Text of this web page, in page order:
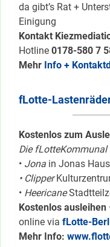
da gibt’s Rat +
Einigung
Kontakt
Hotline 0178-580 7
Mehr Info +
fLotte-
Kostenlos zum
Die fLotteKommunal
• Jona in Jonas
• Clipper
• Heericane
Kostenlos ausleihen
online via fLotte-
Mehr Info: